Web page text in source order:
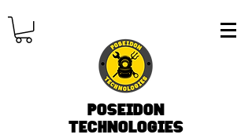
Poseidon
TECHNOLOGIES